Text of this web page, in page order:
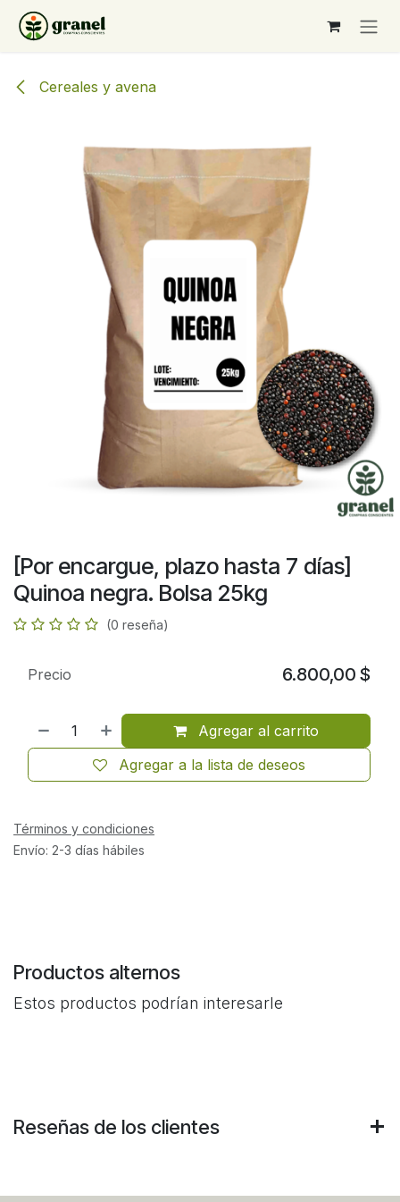
Ir al contenido
Cereales y avena
[Por encargue, plazo hasta 7 días]
Quinoa negra. Bolsa 25kg
(0 reseña)
Agregar al carrito
Agregar a la lista de deseos
Precio 6.800,00 $
Términos y condiciones
Envío: 2-3 días hábiles
Productos alternos
Estos productos podrían interesarle
Reseñas de los clientes